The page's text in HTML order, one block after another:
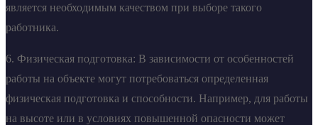
является необходимым качеством при выборе такого
работника.
6. Физическая подготовка: В зависимости от особенностей
работы на объекте могут потребоваться определенная
физическая подготовка и способности. Например, для работы
на высоте или в условиях повышенной опасности может